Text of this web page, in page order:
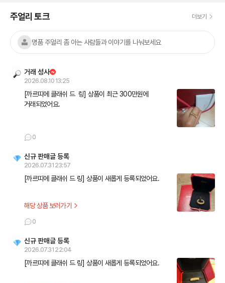
주얼리 토크 더보기
명품 주얼리 좀 아는 사람들과 이야기를 나눠보세요
거래 성사 N
2026.08.10 13:25
[까르띠에 클래쉬 드  링] 상품이 최근 300만원에
거래되었어요.
0
신규 판매글 등록
2026.07.31 23:57
[까르띠에 클래쉬 드 링] 상품이 새롭게 등록되었어요.
해당 상품 보러가기
0
신규 판매글 등록
2026.07.31 22:04
[까르띠에 클래쉬 드 링] 상품이 새롭게 등록되었어요.